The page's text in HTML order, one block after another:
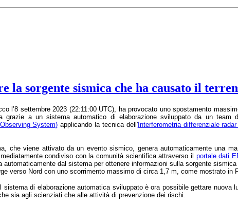
sorgente sismica che ha causato il
l’8 settembre 2023 (22:11:00 UTC), ha provocato uno spostamento
grazie a un sistema automatico di elaborazione sviluppato da un team
System) applicando la tecnica dell'Interferometria differenziale
che viene attivato da un evento sismico, genera automaticamente una
condiviso con la comunità scientifica attraverso il portale dati
automaticamente dal sistema per ottenere informazioni sulla sorgente
verso Nord con uno scorrimento massimo di circa 1,7 m, come mostrato in
sistema di elaborazione automatica sviluppato è ora possibile gettare
sia agli scienziati che alle attività di prevenzione dei rischi.